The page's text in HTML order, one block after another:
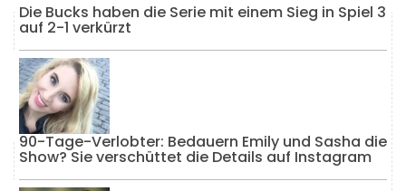
Die Bucks haben die Serie mit einem Sieg in Spiel 3
auf 2-1 verkürzt
90-Tage-Verlobter: Bedauern Emily und Sasha die
Show? Sie verschüttet die Details auf Instagram